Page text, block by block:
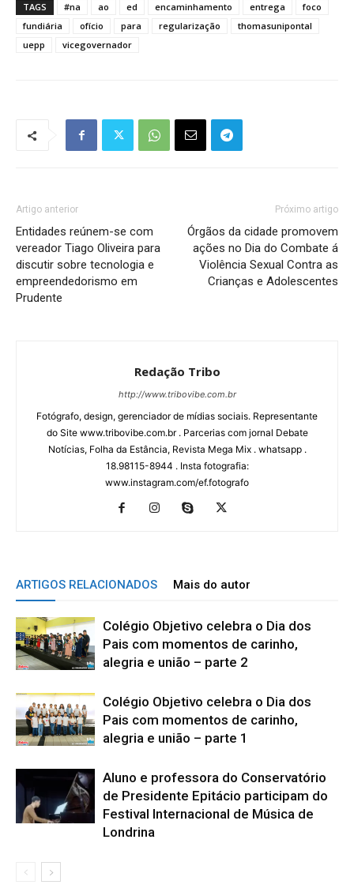
TAGS #na ao ed encaminhamento entrega
foco
fundiária
ofício para regularização
thomasunipontal
uepp
vicegovernador
Artigo anterior
Entidades reúnem-se com
vereador Tiago Oliveira para
discutir sobre tecnologia e
empreendedorismo em
Prudente
Próximo artigo
Órgãos da cidade promovem
ações no Dia do Combate á
Violência Sexual Contra as
Crianças e Adolescentes
Redação Tribo
http://www.tribovibe.com.br
Fotógrafo, design, gerenciador de mídias sociais. Representante
do Site www.tribovibe.com.br . Parcerias com jornal Debate
Notícias, Folha da Estância, Revista Mega Mix . whatsapp .
18.98115-8944 . Insta fotografia:
www.instagram.com/ef.fotografo
ARTIGOS RELACIONADOS Mais do autor
Colégio Objetivo celebra o Dia dos
Pais com momentos de carinho,
alegria e união – parte 2
Colégio Objetivo celebra o Dia dos
Pais com momentos de carinho,
alegria e união – parte 1
Aluno e professora do Conservatório
de Presidente Epitácio participam do
Festival Internacional de Música de
Londrina